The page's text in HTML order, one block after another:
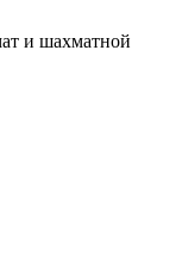
и шахматной